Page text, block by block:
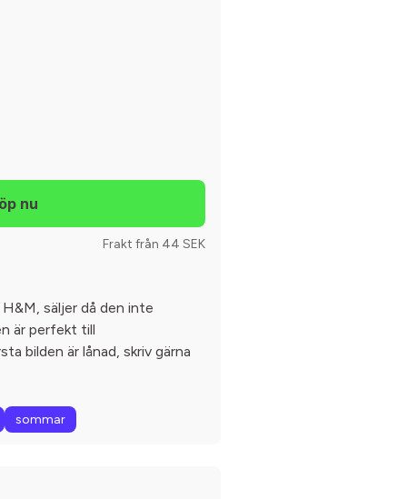
Frakt från 44 SEK
säljer då den inte
är perfekt till
bilden är lånad, skriv gärna
sommar